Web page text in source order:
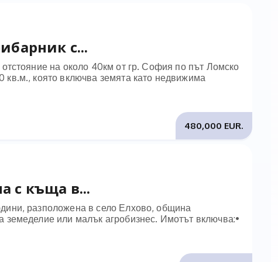
с...
на около 40км от гр. София по път Ломско
която включва земята като недвижима
480,000 EUR.
с къща в...
разположена в село Елхово, община
или малък агробизнес. Имотът включва:•